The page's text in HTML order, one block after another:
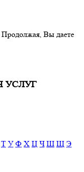
Вы даете
УСЛУГ
Т У Ф Х Ц Ч Ш Щ Э